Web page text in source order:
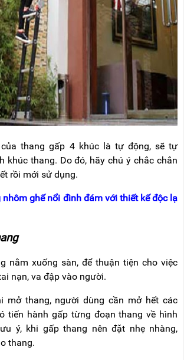
thang gấp 4 khúc là tự động, sẽ tự
khúc thang. Do đó, hãy chú ý chắc chắn
rồi mới sử dụng.
nhôm ghế nổi đình đám với thiết kế độc lạ
nằm xuống sàn, để thuận tiện cho việc
nạn, va đập vào người.
mở thang, người dùng cần mở hết các
tiến hành gấp từng đoạn thang về hình
ý, khi gấp thang nên đặt nhẹ nhàng,
thang.